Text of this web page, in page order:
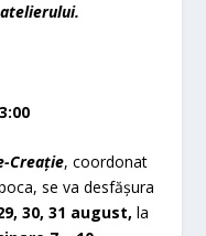
Creație, coordonat
se va desfășura
30, 31 august,la